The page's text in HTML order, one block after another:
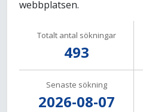
webbplatsen.
Totalt antal sökningar
493
Senaste sökning
2026-08-07